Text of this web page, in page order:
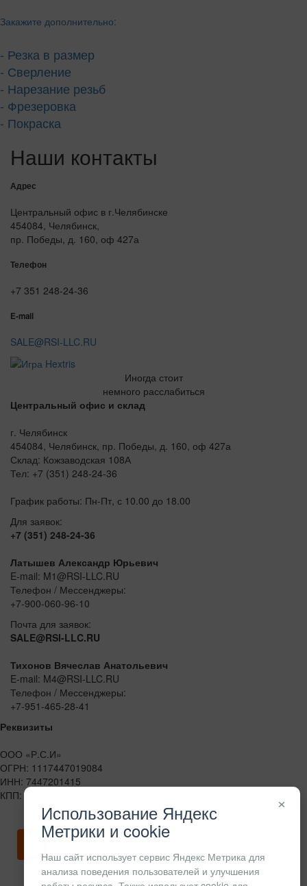
Закажите дополнительно:
- Резка в размер
- Сверление
- Нарезание резьб
- Фрезеровка
- Покраска
Наши контакты
Адрес
Центральный офис в г.Челябинске
454084, Челябинск,
пр. Победы, д. 160, оф 427а
Телефон
+7 351 248-24-36
E-mail
SALE@RSI-LLC.RU
Иногда стоит
немного расслабиться
Центральный офис и склад
г. Челябинск
454084, Челябинск, пр. Победы, д. 160, оф 427а
Склад: Кожзаводская 108А
Тел: +7 (351) 248-24-36
График работы: Пн-Пт, с 10.00 до 18.00
Для заявок:
+7 (351) 248-24-36
Латышев Александр Юрьевич
E-mail: M1@RSI-LLC.RU
Телефон / Мессенджеры:
+7-900-060-96-10
Почта для заявок:
SALE@RSI-LLC.RU
Тихонов Вячеслав Анатольевич
E-mail: M4@RSI-LLC.RU
Телефон / Мессенджеры:
+7-951-465-28-41
Реквизиты
ООО «Р.С.И»
ОГРН: 1117447019084
ИНН: 7447201415
КПП: 744701001
Скачать карточку предприятия
×
Использование Яндекс
Метрики и cookie
Наш сайт использует сервис Яндекс Метрика для
анализа поведения пользователей и улучшения